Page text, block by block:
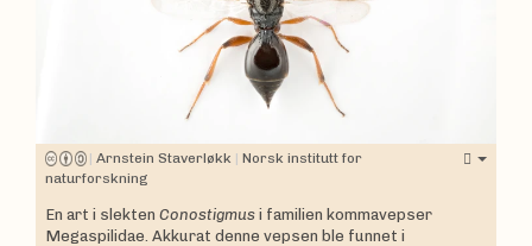
| Arnstein Staverløkk | Norsk institutt for
naturforskning
En art i slekten Conostigmus i familien kommavepser
Megaspilidae. Akkurat denne vepsen ble funnet i